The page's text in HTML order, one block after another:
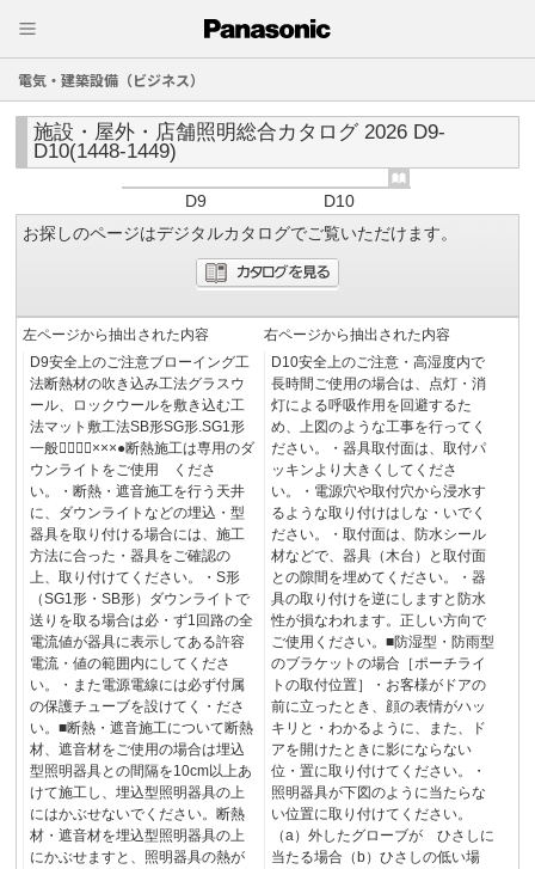
電気・建築設備（ビジネス）
施設・屋外・店舗照明総合カタログ 2026 D9-
D10(1448-1449)
D9
D10
お探しのページはデジタルカタログでご覧いただけます。
左ページから抽出された内容
D9安全上のご注意ブローイング工
法断熱材の吹き込み工法グラスウ
ール、ロックウールを敷き込む工
法マット敷工法SB形SG形.SG1形
一般型⃝⃝⃝×××●断熱施工は専用のダ
ウンライトをご使用 くださ
い。・断熱・遮音施工を行う天井
に、ダウンライトなどの埋込・型
器具を取り付ける場合には、施工
方法に合った・器具をご確認の
上、取り付けてください。・S形
（SG1形・SB形）ダウンライトで
送りを取る場合は必・ず1回路の全
電流値が器具に表示してある許容
電流・値の範囲内にしてくださ
い。・また電源電線には必ず付属
の保護チューブを設けてく・ださ
い。■断熱・遮音施工について断熱
材、遮音材をご使用の場合は埋込
型照明器具との間隔を10cm以上あ
けて施工し、埋込型照明器具の上
にはかぶせないでください。断熱
材・遮音材を埋込型照明器具の上
にかぶせますと、照明器具の熱が
右ページから抽出された内容
D10安全上のご注意・高湿度内で
長時間ご使用の場合は、点灯・消
灯による呼吸作用を回避するた
め、上図のような工事を行ってく
ださい。・器具取付面は、取付パ
ッキンより大きくしてくださ
い。・電源穴や取付穴から浸水す
るような取り付けはしな・いでく
ださい。・取付面は、防水シール
材などで、器具（木台）と取付面
との隙間を埋めてください。・器
具の取り付けを逆にしますと防水
性が損なわれます。正しい方向で
ご使用ください。■防湿型・防雨型
のブラケットの場合［ポーチライ
トの取付位置］・お客様がドアの
前に立ったとき、顔の表情がハッ
キリと・わかるように、また、ド
アを開けたときに影にならない
位・置に取り付けてください。・
照明器具が下図のように当たらな
い位置に取り付けてください。
（a）外したグローブが ひさしに
当たる場合（b）ひさしの低い場